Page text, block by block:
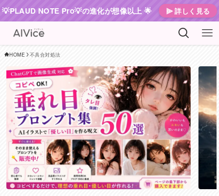
💡PLAUD NOTE Pro💡の進化が想像以上 🌟 ⫸ 詳しく見る
HOME 不具合対処法